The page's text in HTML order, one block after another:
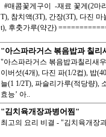
#매콤꽃게구이 -재료 꽃게(2마
T), 참치액(3T), 간장(3T), 다진
t), 후춧가루(약간)
"아스파라거스 볶음밥과 칠리
"아스파라거스 볶음밥과칠리새
이버섯(4개), 다진 파(1/2컵), 밥
늘(1 1/2T), 파슬리가루(적당량),
효능’ 아..
"김치육개장과병어찜"
최고의 요리 비결 - "김치육개장